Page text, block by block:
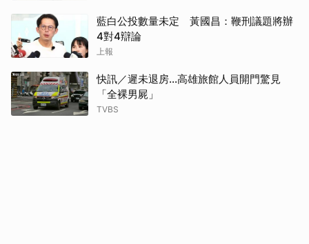
藍白公投數量未定 黃國昌：鞭刑議題將辦
4對4辯論
上報
快訊／遲未退房...高雄旅館人員開門驚見
「全裸男屍」
TVBS